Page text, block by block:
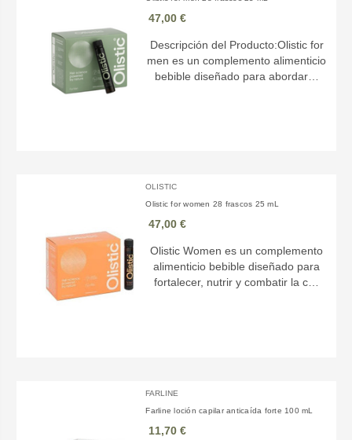
47,00 €
Descripción del Producto:Olistic for
men es un complemento alimenticio
bebible diseñado para abordar…
OLISTIC
Olistic for women 28 frascos 25 mL
47,00 €
Olistic Women es un complemento
alimenticio bebible diseñado para
fortalecer, nutrir y combatir la c…
FARLINE
Farline loción capilar anticaída forte 100 mL
11,70 €